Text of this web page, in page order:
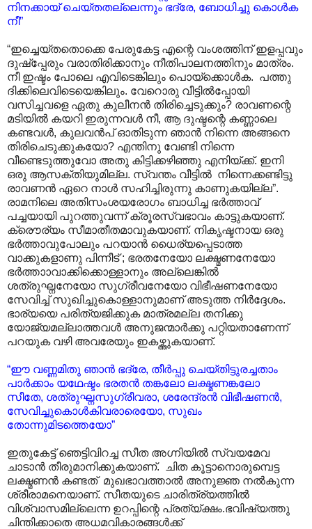
നിനക്കായ് ചെയ്തതല്ലെന്നും ഭദ്രേ, ബോധിച്ചു കൊൾക
നീ”
“ഇച്ചെയ്തതൊക്കെ പേരുകേട്ട എന്റെ വംശത്തിന് ഇളപ്പവും
ദുഷ്പ്പേരും വരാതിരിക്കാനും നീതിപാലനത്തിനും മാത്രം.
നീ ഇഷ്ടം പോലെ എവിടെങ്കിലും പൊയ്ക്കൊൾക. പത്തു
ദിക്കിലെവിടെയെങ്കിലും. വേറൊരു വീട്ടിൽ‌പ്പോയി
വസിച്ചവളെ ഏതു കുലീനൻ തിരിച്ചെടുക്കും? രാവണന്റെ
മടിയിൽ കയറി ഇരുന്നവൾ നീ, ആ ദുഷ്ടന്റെ കണ്ണാലെ
കണ്ടവൾ, കുലവൻപ് ഓതിടുന്ന ഞാൻ നിന്നെ അങ്ങനെ
തിരിചെടുക്കുകയോ? എന്തിനു വേണ്ടി നിന്നെ
വീണ്ടെടുത്തുവോ അതു കിട്ടിക്കഴിഞ്ഞു എനിയ്ക്ക്. ഇനി
ഒരു ആസക്തിയുമില്ല. സ്വന്തം വീട്ടിൽ നിന്നെക്കണ്ടിട്ടു
രാവണൻ ഏറെ നാൾ സഹിച്ചിരുന്നു കാണുകയില്ല”.
രാമനിലെ അതിസംശയരോഗം ബാധിച്ച ഭർത്താവ്
പച്ചയായി പുറത്തുവന്ന് ക്രൂരസ്വഭാവം കാട്ടുകയാണ്.
ക്രൌര്യം സീമാതീതമാവുകയാണ്. നികൃഷ്ടനായ ഒരു
ഭർത്താവുപോലും പറയാൻ ധൈര്യപ്പെടാത്ത
വാക്കുകളാണു പിന്നീട് ; ഭരതനേയോ ലക്ഷ്മണനേയോ
ഭർത്താ‍ാവാക്കിക്കൊള്ളാനും അല്ലെങ്കിൽ
ശത്രുഘ്നനേയോ സുഗ്രീവനേയോ വിഭീഷണനേയോ
സേവിച്ച് സുഖിച്ചുകൊള്ളാനുമാണ് അടുത്ത നിർദ്ദേശം.
ഭാര്യയെ പരിത്യജിക്കുക മാത്രമല്ല തനിക്കു
യോജ്യമല്ലാത്തവൾ അനുജന്മാർക്കു പറ്റിയതാണേന്ന്
പറയുക വഴി അവരേയും ഇകഴ്ത്തുകയാണ്.
“ഈ വണ്ണമിതു ഞാൻ ഭദ്രേ, തീർപ്പു ചെയ്തിട്ടുരച്ചതാം
പാർക്കാം യഥേഷ്ടം ഭരതൻ തങ്കലോ ലക്ഷ്മണങ്കലോ
സീതേ, ശത്രുഘ്നസുഗ്രീവരാ, ശരേന്ദ്രൻ വിഭീഷണൻ,
സേവിച്ചുകൊൾകിവരാരെയോ, സുഖം
തോന്നുമിടത്തെയോ”
ഇതുകേട്ട് ഞെട്ടിവിറച്ച സീത അഗ്നിയിൽ സ്വയമേവ
ചാടാൻ തീരുമാനിക്കുകയാണ്. ചിത കൂട്ടാനൊരുമ്പെട്ട
ലക്ഷ്മണൻ കണ്ടത് മുഖഭാവത്താൽ അനുജ്ഞ നൽകുന്ന
ശ്രീരാമനെയാണ്. സീതയുടെ ചാരിത്ര്യത്തിൽ
വിശ്വാസമില്ലെന്ന ഉറപ്പിന്റെ പ്രത്യ്ക്ഷം.ഭവിഷ്യത്തു
ചിന്തിക്കാതെ അധമവികാരങ്ങൾക്ക്